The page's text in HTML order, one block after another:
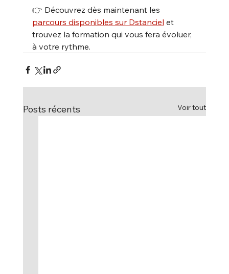
👉 Découvrez dès maintenant les
parcours disponibles sur Dstanciel et
trouvez la formation qui vous fera évoluer,
à votre rythme.
Posts récents Voir tout